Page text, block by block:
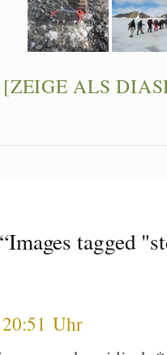
[ZEIGE ALS
tagged
Uhr